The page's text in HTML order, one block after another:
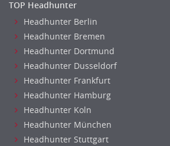
Kreditorenbuchhaltung
Finanzen Leitung, Teamleitung
Finanzen Prozessmanagement
Steuern
Treasury
Wirtschaftsprüfung
Arbeitssicherheit
TOP Headhunter
Headhunter Berlin
Headhunter Bremen
Headhunter Dortmund
Headhunter Dusseldorf
Headhunter Frankfurt
Headhunter Hamburg
Headhunter Koln
Headhunter München
Headhunter Stuttgart